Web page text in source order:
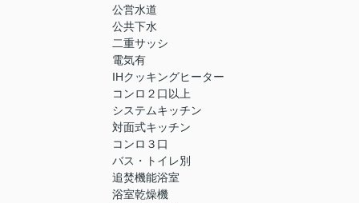
公営水道
公共下水
二重サッシ
電気有
IHクッキングヒーター
コンロ２口以上
システムキッチン
対面式キッチン
コンロ３口
バス・トイレ別
追焚機能浴室
浴室乾燥機